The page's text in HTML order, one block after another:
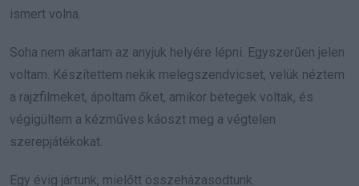
ismert volna.
Soha nem akartam az anyjuk helyére lépni. Egyszerűen jelen
voltam. Készítettem nekik melegszendvicset, velük néztem
a rajzfilmeket, ápoltam őket, amikor betegek voltak, és
végigültem a kézműves káoszt meg a végtelen
szerepjátékokat.
Egy évig jártunk, mielőtt összeházasodtunk.